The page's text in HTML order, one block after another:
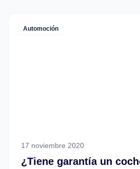
Automoción
17 noviembre 2020
¿Tiene garantía un